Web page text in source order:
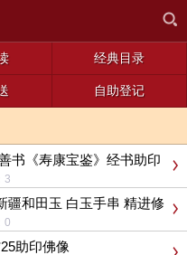
经典目录
自助登记
书《寿康宝鉴》经书助印
疆和田玉 白玉手串 精进修
助印佛像